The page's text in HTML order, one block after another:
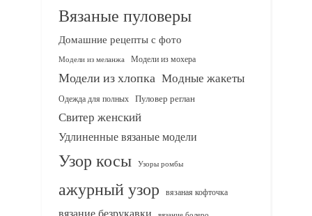
Вязаные пуловеры
Домашние рецепты с фото
Модели из меланжа Модели из мохера
Модели из хлопка Модные жакеты
Одежда для полных Пуловер реглан
Свитер женский
Удлиненные вязаные модели
Узор косы Узоры ромбы
ажурный узор вязаная кофточка
вязание безрукавки